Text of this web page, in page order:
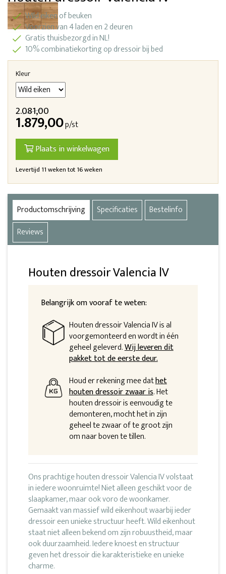
WIld eiken of beuken
Voorzien van 4 laden en 2 deuren
Gratis thuisbezorgd in NL!
10% combinatiekorting op dressoir bij bed
Kleur
2.081,00
1.879,00p/st
Plaats in winkelwagen
Levertijd 11 weken tot 16 weken
Productomschrijving Specificaties
Bestelinfo
Reviews
Houten dressoir Valencia lV
Belangrijk om vooraf te weten:
Houten dressoir Valencia IV is al
voorgemonteerd en wordt in één
geheel geleverd.Wij leveren dit
pakket tot de eerste deur.
Houd er rekening mee dathet
houten dressoir zwaar is. Het
houten dressoir is eenvoudig te
demonteren, mocht het in zijn
geheel te zwaar of te groot zijn
om naar boven te tillen.
Ons prachtige houten dressoir Valencia IV volstaat
in iedere woonruimte! Niet alleen geschikt voor de
slaapkamer, maar ook voro de woonkamer.
Gemaakt van massief wild eikenhout waarbij ieder
dressoir een unieke structuur heeft. Wild eikenhout
staat niet alleen bekend om zijn robuustheid, maar
ook duurzaamheid. Iedere knoest en structuur
geven het dressoir die karakteristieke en unieke
charme.